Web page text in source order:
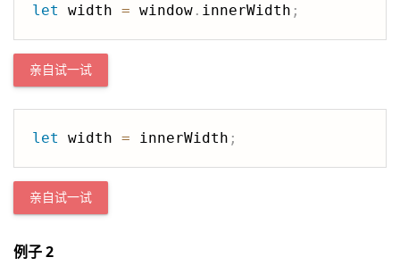
let width = window . innerWidth ;
亲自试一试
let width = innerWidth ;
亲自试一试
例子 2